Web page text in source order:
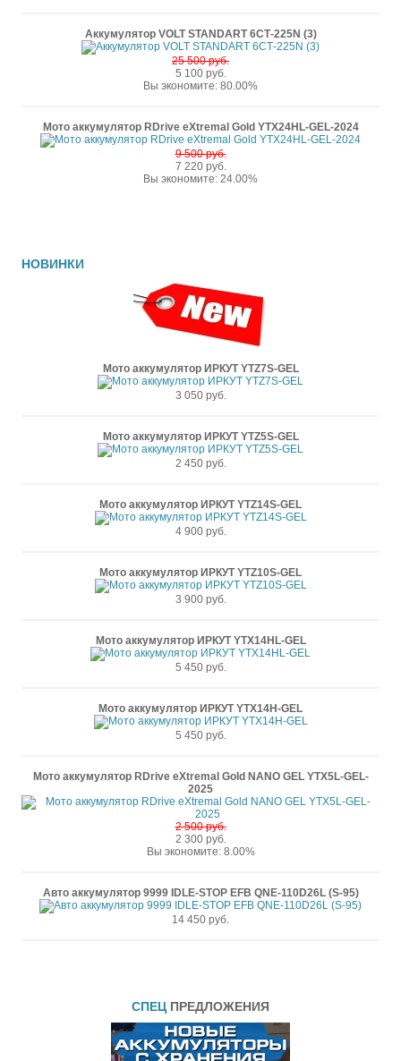
СПЕЦ ПРЕДЛОЖЕНИЯ
Аккумулятор VOLT STANDART 6СТ-225N (3)
25 500 руб.
5 100 руб.
Вы экономите: 80.00%
Мото аккумулятор RDrive eXtremal Gold YTX24HL-GEL-2024
9 500 руб.
7 220 руб.
Вы экономите: 24.00%
НОВИНКИ
Мото аккумулятор ИРКУТ YTZ7S-GEL
3 050 руб.
Мото аккумулятор ИРКУТ YTZ5S-GEL
2 450 руб.
Мото аккумулятор ИРКУТ YTZ14S-GEL
4 900 руб.
Мото аккумулятор ИРКУТ YTZ10S-GEL
3 900 руб.
Мото аккумулятор ИРКУТ YTX14HL-GEL
5 450 руб.
Мото аккумулятор ИРКУТ YTX14H-GEL
5 450 руб.
Мото аккумулятор RDrive eXtremal Gold NANO GEL YTX5L-GEL-
2025
2 500 руб.
2 300 руб.
Вы экономите: 8.00%
Авто аккумулятор 9999 IDLE-STOP EFB QNE-110D26L (S-95)
14 450 руб.